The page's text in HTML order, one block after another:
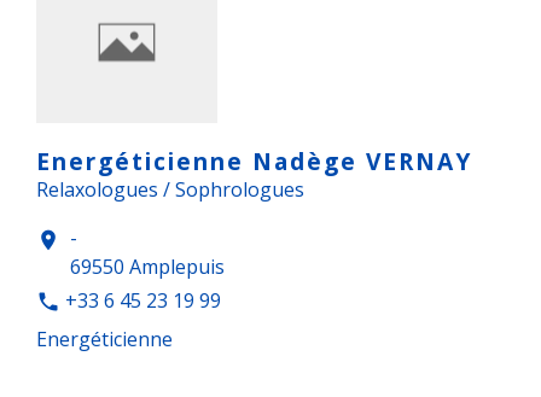
Energéticienne Nadège VERNAY
Relaxologues / Sophrologues
location_on
-
69550 Amplepuis
phone +33 6 45 23 19 99
Energéticienne